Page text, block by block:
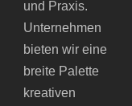
und Praxis.
Unternehmen
bieten wir eine
breite Palette
kreativen